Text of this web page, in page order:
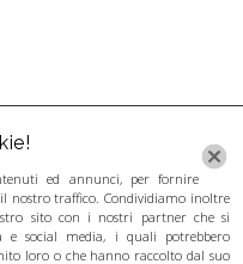
ed annunci, per fornire
nostro traffico. Condividiamo inoltre
sito con i nostri partner che si
e social media, i quali potrebbero
loro o che hanno raccolto dal suo